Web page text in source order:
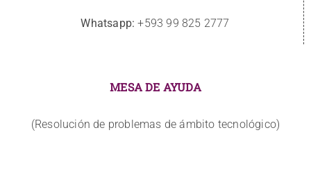
Whatsapp: +593 99 825 2777
MESA DE AYUDA
(Resolución de problemas de ámbito tecnológico)